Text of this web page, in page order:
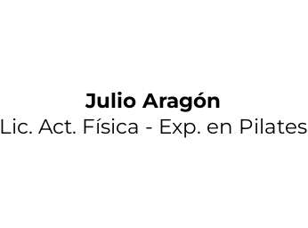
Julio Aragón
Lic. Act. Física - Exp. en Pilates